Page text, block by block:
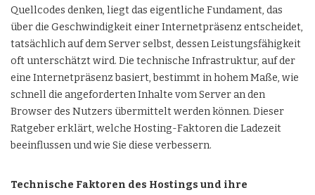
Quellcodes denken, liegt das eigentliche Fundament, das
über die Geschwindigkeit einer Internetpräsenz entscheidet,
tatsächlich auf dem Server selbst, dessen Leistungsfähigkeit
oft unterschätzt wird. Die technische Infrastruktur, auf der
eine Internetpräsenz basiert, bestimmt in hohem Maße, wie
schnell die angeforderten Inhalte vom Server an den
Browser des Nutzers übermittelt werden können. Dieser
Ratgeber erklärt, welche Hosting-Faktoren die Ladezeit
beeinflussen und wie Sie diese verbessern.
Technische Faktoren des Hostings und ihre